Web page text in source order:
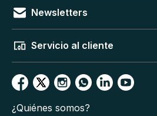
Newsletters
Servicio al cliente
¿Quiénes somos?